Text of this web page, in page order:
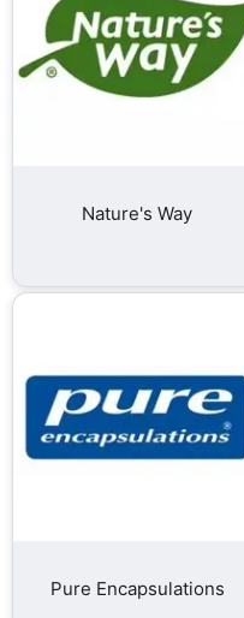
Nature's Way
Pure Encapsulations